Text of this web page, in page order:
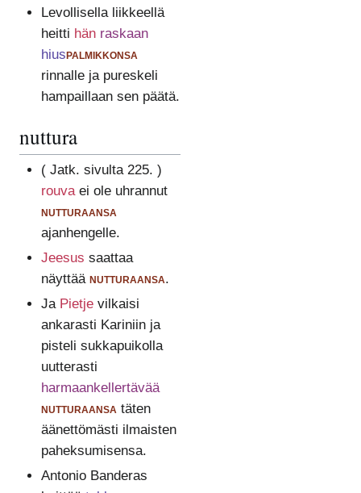
Levollisella liikkeellä
heitti hän raskaan
hiuspalmikkonsa
rinnalle ja pureskeli
hampaillaan sen päätä.
nuttura
( Jatk. sivulta 225. )
rouvaei ole uhrannut
nutturaansa
ajanhengelle.
Jeesus saattaa
näyttää nutturaansa.
Ja Pietjevilkaisi
ankarasti Kariniin ja
pisteli sukkapuikolla
uutterasti
harmaankellertävää
nutturaansatäten
äänettömästi ilmaisten
paheksumisensa.
Antonio Banderas